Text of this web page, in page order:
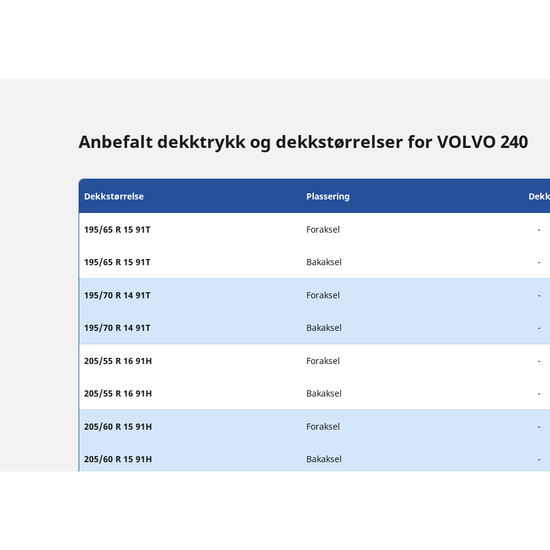
Anbefalt dekktrykk og dekkstørrelser for VOLVO 240
Dekkstørrelse Plassering
195/65 R 15 91T Foraksel -
195/65 R 15 91T Bakaksel -
195/70 R 14 91T Foraksel -
195/70 R 14 91T Bakaksel -
205/55 R 16 91H Foraksel -
205/55 R 16 91H Bakaksel -
205/60 R 15 91H Foraksel -
205/60 R 15 91H Bakaksel -